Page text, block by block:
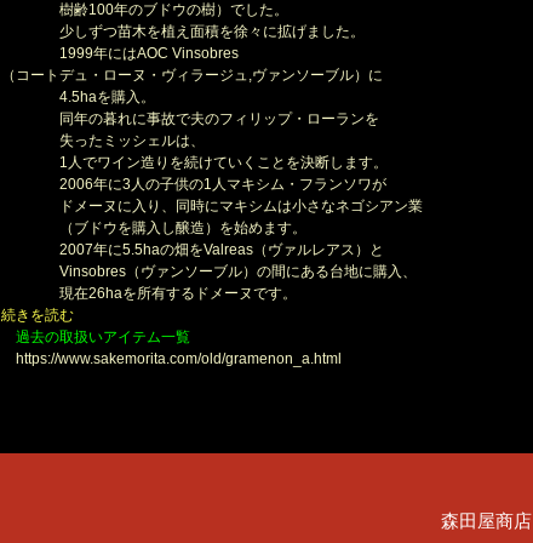
樹齢100年のブドウの樹）でした。
少しずつ苗木を植え面積を徐々に拡げました。
1999年にはAOC Vinsobres
（コートデュ・ローヌ・ヴィラージュ,ヴァンソーブル）に
4.5haを購入。
同年の暮れに事故で夫のフィリップ・ローランを
失ったミッシェルは、
1人でワイン造りを続けていくことを決断します。
2006年に3人の子供の1人マキシム・フランソワが
ドメーヌに入り、同時にマキシムは小さなネゴシアン業
（ブドウを購入し醸造）を始めます。
2007年に5.5haの畑をValreas（ヴァルレアス）と
Vinsobres（ヴァンソーブル）の間にある台地に購入、
現在26haを所有するドメーヌです。
続きを読む
過去の取扱いアイテム一覧
https://www.sakemorita.com/old/gramenon_a.html
森田屋商店